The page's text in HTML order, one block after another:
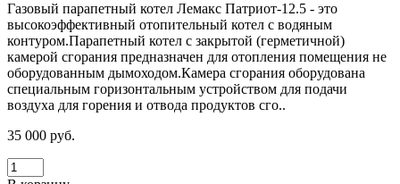
Газовый парапетный котел Лемакс Патриот-12.5 - это
высокоэффективный отопительный котел с водяным
контуром.Парапетный котел с закрытой (герметичной)
камерой сгорания предназначен для отопления помещения не
оборудованным дымоходом.Камера сгорания оборудована
специальным горизонтальным устройством для подачи
воздуха для горения и отвода продуктов сго..
35 000 руб.